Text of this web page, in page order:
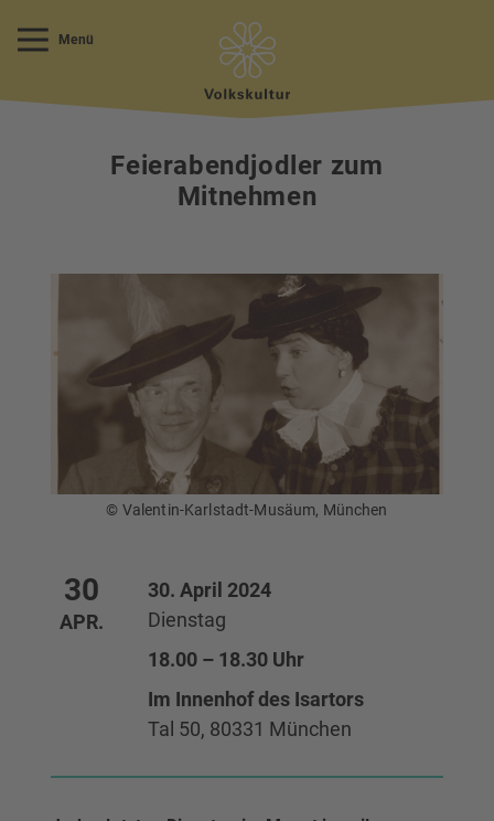
Menü
Feierabendjodler zum
Mitnehmen
© Valentin-Karlstadt-Musäum, München
30
APR.
30. April 2024
Dienstag
18.00 – 18.30 Uhr
Im Innenhof des Isartors
Tal 50, 80331 München